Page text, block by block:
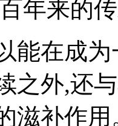
年来的
在成为
之外,还
滋补作